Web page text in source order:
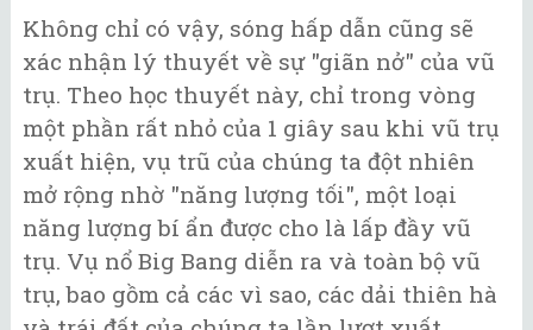
Không chỉ có vậy, sóng hấp dẫn cũng sẽ
xác nhận lý thuyết về sự "giãn nở" của vũ
trụ. Theo học thuyết này, chỉ trong vòng
một phần rất nhỏ của 1 giây sau khi vũ trụ
xuất hiện, vụ trũ của chúng ta đột nhiên
mở rộng nhờ "năng lượng tối", một loại
năng lượng bí ẩn được cho là lấp đầy vũ
trụ. Vụ nổ Big Bang diễn ra và toàn bộ vũ
trụ, bao gồm cả các vì sao, các dải thiên hà